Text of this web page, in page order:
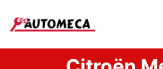
sisältöön